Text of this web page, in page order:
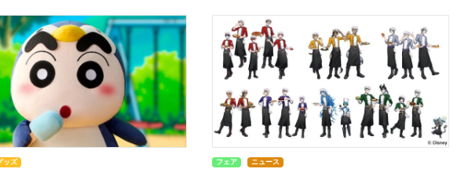
ッズ フェア ニュース